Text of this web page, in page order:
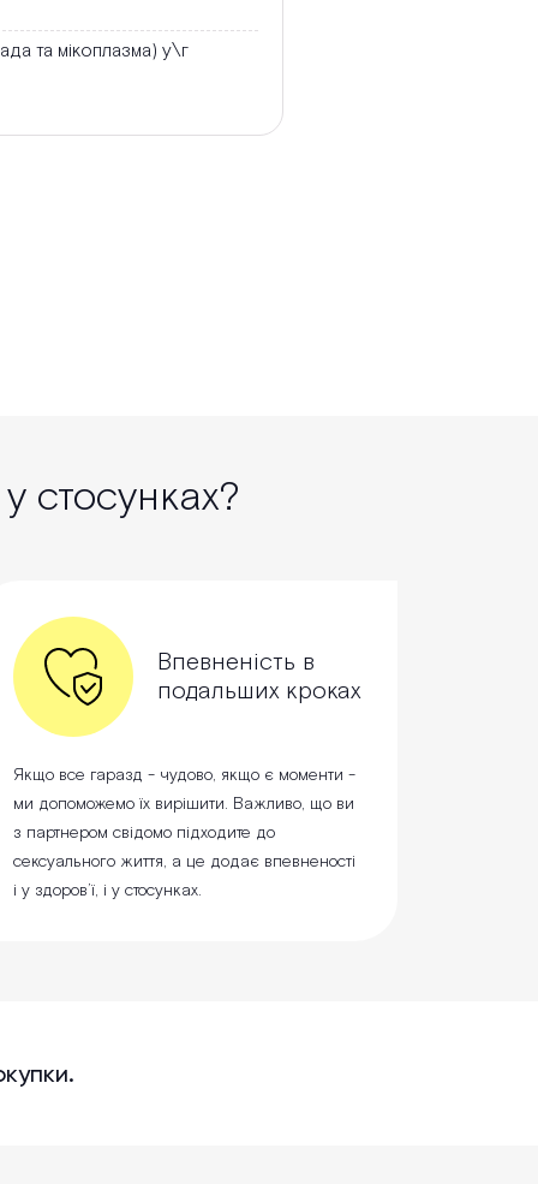
та мікоплазма) у\г
стосунках?
Впевненість в
подальших кроках
Якщо все гаразд - чудово, якщо є моменти -
ми допоможемо їх вирішити. Важливо, що ви
з партнером свідомо підходите до
сексуального життя, а це додає впевненості
і у здоров’ї, і у стосунках.